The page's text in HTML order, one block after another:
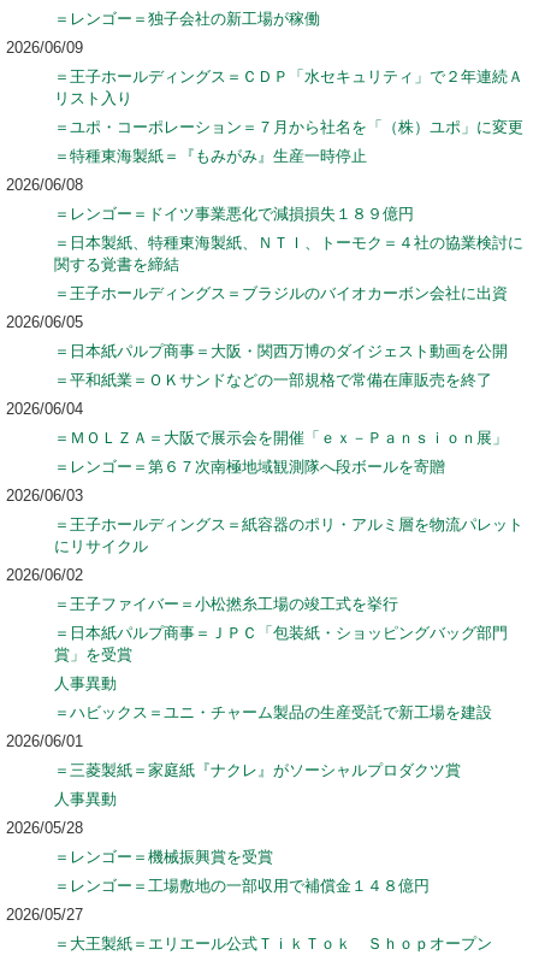
＝レンゴー＝独子会社の新工場が稼働
2026/06/09
＝王子ホールディングス＝ＣＤＰ「水セキュリティ」で２年連続Ａ
リスト入り
＝ユポ・コーポレーション＝７月から社名を「（株）ユポ」に変更
＝特種東海製紙＝『もみがみ』生産一時停止
2026/06/08
＝レンゴー＝ドイツ事業悪化で減損損失１８９億円
＝日本製紙、特種東海製紙、ＮＴＩ、トーモク＝４社の協業検討に
関する覚書を締結
＝王子ホールディングス＝ブラジルのバイオカーボン会社に出資
2026/06/05
＝日本紙パルプ商事＝大阪・関西万博のダイジェスト動画を公開
＝平和紙業＝ＯＫサンドなどの一部規格で常備在庫販売を終了
2026/06/04
＝ＭＯＬＺＡ＝大阪で展示会を開催「ｅｘ－Ｐａｎｓｉｏｎ展」
＝レンゴー＝第６７次南極地域観測隊へ段ボールを寄贈
2026/06/03
＝王子ホールディングス＝紙容器のポリ・アルミ層を物流パレット
にリサイクル
2026/06/02
＝王子ファイバー＝小松撚糸工場の竣工式を挙行
＝日本紙パルプ商事＝ＪＰＣ「包装紙・ショッピングバッグ部門
賞」を受賞
人事異動
＝ハビックス＝ユニ・チャーム製品の生産受託で新工場を建設
2026/06/01
＝三菱製紙＝家庭紙『ナクレ』がソーシャルプロダクツ賞
人事異動
2026/05/28
＝レンゴー＝機械振興賞を受賞
＝レンゴー＝工場敷地の一部収用で補償金１４８億円
2026/05/27
＝大王製紙＝エリエール公式ＴｉｋＴｏｋ Ｓｈｏｐオープン